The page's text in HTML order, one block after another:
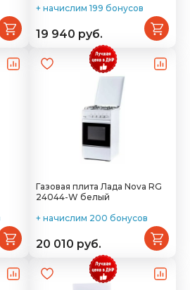
+ начислим 199 бонусов
19 940 руб.
Газовая плита Лада Nova RG
24044-W белый
+ начислим 200 бонусов
20 010 руб.